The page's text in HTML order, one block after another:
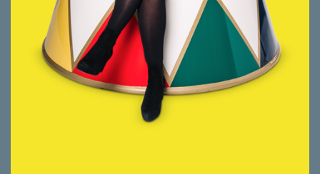
smeyers. Coacht die Mitarbeitenden und
Projekte umsichtig und motivierend.